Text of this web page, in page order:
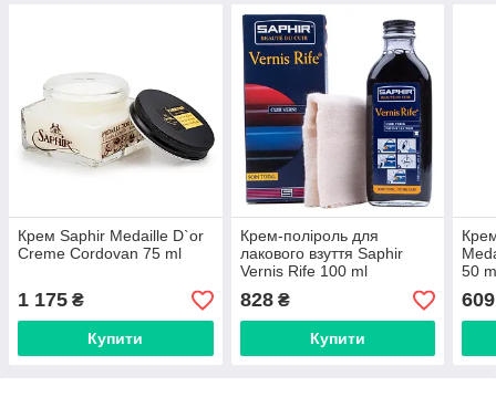
Крем Saphir Medaille D`or
Creme Cordovan 75 ml
1 175 ₴
Купити
Крем-поліроль для
лакового взуття Saphir
Vernis Rife 100 ml
828₴
Купити
50
609